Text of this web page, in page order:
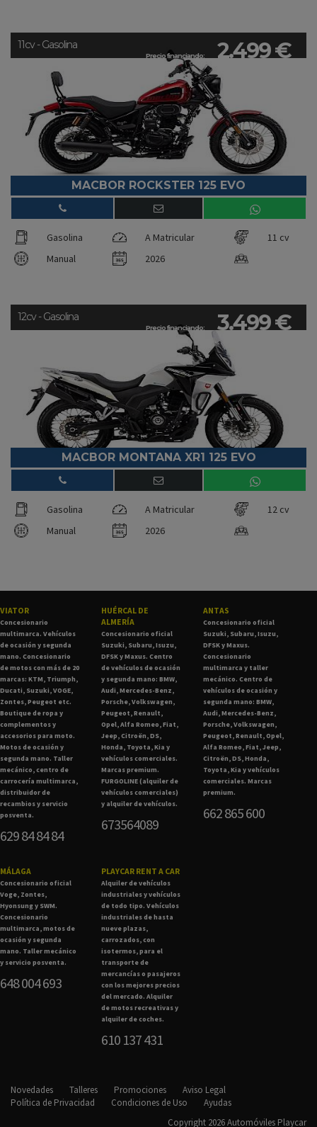
Precio financiando: 2.499 €
11cv - Gasolina
MACBOR ROCKSTER 125 EVO
Gasolina A Matricular
11 cv
Manual
2026
Precio financiando: 3.499 €
12cv - Gasolina
MACBOR MONTANA XR1 125 EVO
Gasolina A Matricular
12 cv
Manual
2026
VIATOR
Concesionario
multimarca. Vehículos
de ocasión y segunda
mano. Concesionario
de motos con más de 20
marcas: KTM, Triumph,
Ducati, Suzuki, VOGE,
Zontes, Peugeot etc.
Boutique de ropa y
complementos y
accesorios para moto.
Motos de ocasión y
segunda mano. Taller
mecánico, centro de
carrocería multimarca,
distribuidor de
recambios y servicio
posventa.
629 84 84 84
HUÉRCAL DE
ALMERÍA
Concesionario oficial
Suzuki, Subaru, Isuzu,
DFSK y Maxus. Centro
de vehículos de ocasión
y segunda mano: BMW,
Audi, Mercedes-Benz,
Porsche, Volkswagen,
Peugeot, Renault,
Opel, Alfa Romeo, Fiat,
Jeep, Citroën, DS,
Honda, Toyota, Kia y
vehículos comerciales.
Marcas premium.
FURGOLINE (alquiler de
vehículos comerciales)
y alquiler de vehículos.
673564089
ANTAS
Concesionario oficial
Suzuki, Subaru, Isuzu,
DFSK y Maxus.
Concesionario
multimarca y taller
mecánico. Centro de
vehículos de ocasión y
segunda mano: BMW,
Audi, Mercedes-Benz,
Porsche, Volkswagen,
Peugeot, Renault, Opel,
Alfa Romeo, Fiat, Jeep,
Citroën, DS, Honda,
Toyota, Kia y vehículos
comerciales. Marcas
premium.
662 865 600
MÁLAGA
Concesionario oficial
Voge, Zontes,
Hyonsung y SWM.
Concesionario
multimarca, motos de
ocasión y segunda
mano. Taller mecánico
y servicio posventa.
648 004 693
PLAYCAR RENT A CAR
Alquiler de vehículos
industriales y vehículos
de todo tipo. Vehículos
industriales de hasta
nueve plazas,
carrozados, con
isotermos, para el
transporte de
mercancías o pasajeros
con los mejores precios
del mercado. Alquiler
de motos recreativas y
alquiler de coches.
610 137 431
Novedades Talleres Promociones
Aviso Legal
Política de Privacidad
Condiciones de Uso
Ayudas
Copyright 2026 Automóviles Playcar